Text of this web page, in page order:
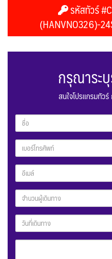
รหัสทัวร์
(HANVNO326)-
กรุณาระ
สนใจโปรแกรมทัว